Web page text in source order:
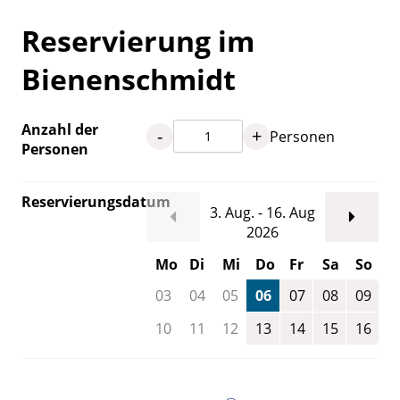
Reservierung im
Bienenschmidt
Anzahl der
Personen
- + Personen
Reservierungsdatum
3. Aug. - 16. Aug
2026
Mo
Di Mi Do Fr Sa
So
03
04 05 06 07 08
09
10
11 12 13 14 15 16